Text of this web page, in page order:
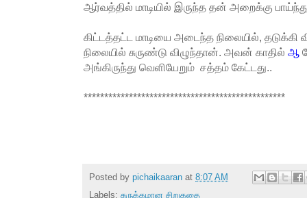
ஆர்வத்தில் மாடியில் இருந்த தன் அறைக்கு
கிட்டத்தட்ட மாடியை அடைந்த நிலையில், தடுக்கி
நிலையில் சுருண்டு விழுந்தான். அவன் காதில் ஆ
அங்கிருந்து வெளியேறும் சத்தம் கேட்டது..
*************************************************
Posted by pichaikaaran at 8:07 AM
Labels: சுருக்கமான சிறுகதை